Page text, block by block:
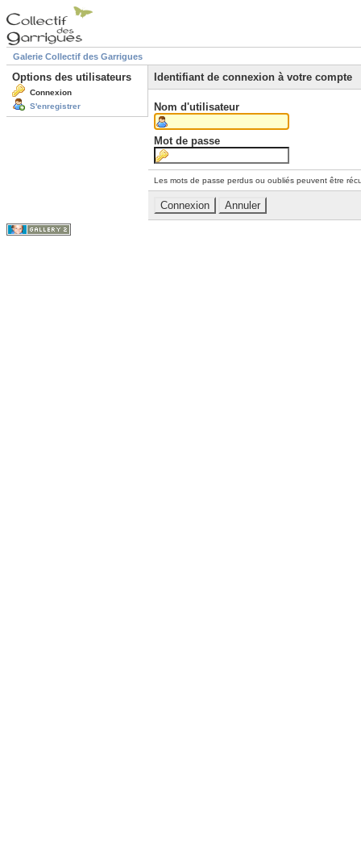
Galerie Collectif des Garrigues
Options des utilisateurs
Connexion
S'enregistrer
Identifiant de connexion à votre compte
Nom d'utilisateur
Mot de passe
Les mots de passe perdus ou oubliés peuvent être